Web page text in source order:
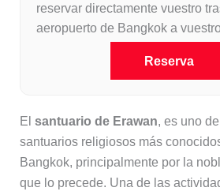
reservar directamente vuestro
aeropuerto de Bangkok a
Reserva
El santuario de Erawan, es uno
santuarios religiosos más
Bangkok, principalmente por la
que lo precede. Una de las